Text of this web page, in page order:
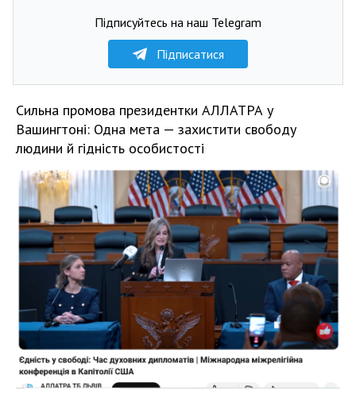
Підписуйтесь на наш Telegram
Підписатися
Сильна промова президентки АЛЛАТРА у
Вашингтоні: Одна мета — захистити свободу
людини й гідність особистості